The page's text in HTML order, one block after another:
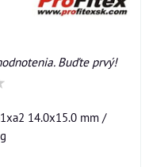
Buďte prvý!
14.0x15.0 mm /